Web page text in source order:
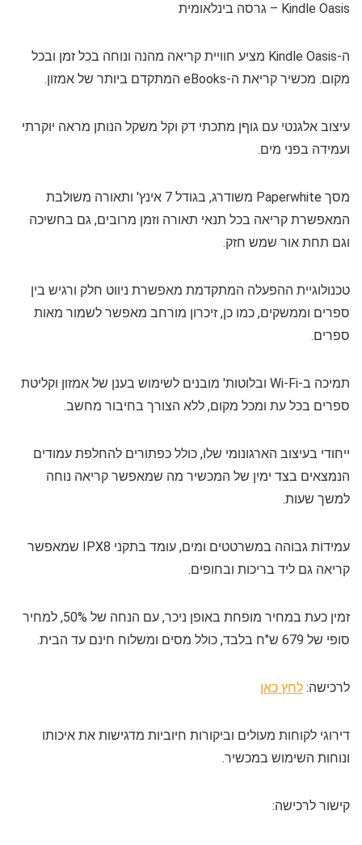
Kindle Oasis – גרסה בינלאומית
ה-Kindle Oasis מציע חוויית קריאה מהנה ונוחה בכל זמן ובכל
מקום. מכשיר קריאת ה-eBooks המתקדם ביותר של אמזון.
עיצוב אלגנטי עם גוףן מתכתי דק וקל משקל הנותן מראה יוקרתי
ועמידה בפני מים.
מסך Paperwhite משודרג, בגודל 7 אינץ' ותאורה משולבת
המאפשרת קריאה בכל תנאי תאורה וזמן מרובים, גם בחשיכה
וגם תחת אור שמש חזק.
טכנולוגיית ההפעלה המתקדמת מאפשרת ניווט חלק ורגיש בין
ספרים וממשקים, כמו כן, זיכרון מורחב מאפשר לשמור מאות
ספרים.
תמיכה ב-Wi-Fi ובלוטות' מובנים לשימוש בענן של אמזון וקליטת
ספרים בכל עת ומכל מקום, ללא הצורך בחיבור מחשב.
ייחודי בעיצוב הארגונומי שלו, כולל כפתורים להחלפת עמודים
הנמצאים בצד ימין של המכשיר מה שמאפשר קריאה נוחה
למשך שעות.
עמידות גבוהה במשרטטים ומים, עומד בתקני IPX8 שמאפשר
קריאה גם ליד בריכות ובחופים.
זמין כעת במחיר מופחת באופן ניכר, עם הנחה של 50%, למחיר
סופי של 679 ש"ח בלבד, כולל מסים ומשלוח חינם עד הבית.
לרכישה: לחץ כאן
דירוגי לקוחות מעולים וביקורות חיוביות מדגישות את איכותו
ונוחות השימוש במכשיר.
קישור לרכישה: